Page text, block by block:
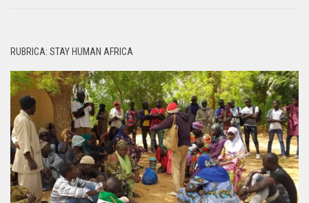
RUBRICA: STAY HUMAN AFRICA